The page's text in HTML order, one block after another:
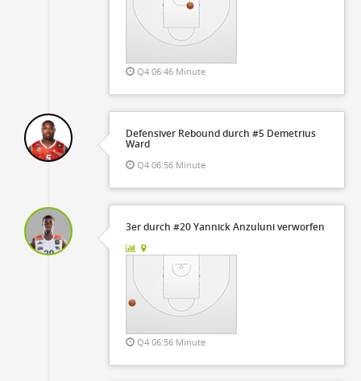
Q4 06:46 Minute
Defensiver Rebound durch #5 Demetrius
Ward
Q4 06:56 Minute
3er durch #20 Yannick Anzuluni verworfen
Q4 06:56 Minute